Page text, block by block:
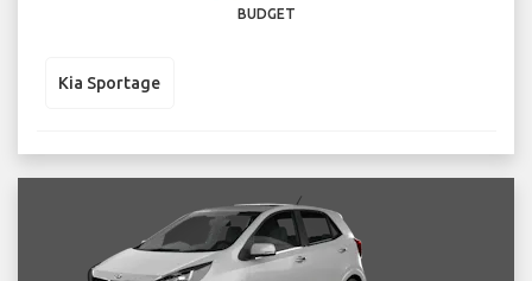
BUDGET
Kia Sportage